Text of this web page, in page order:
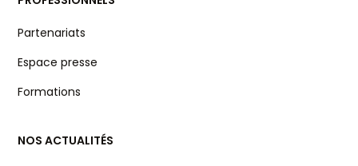
Partenariats
Espace presse
Formations
NOS ACTUALITÉS